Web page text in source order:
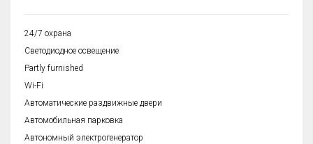
24/7 охрана
Cветодиодное освещение
Partly furnished
Wi-Fi
Автоматические раздвижные двери
Автомобильная парковка
Автономный электрогенератор